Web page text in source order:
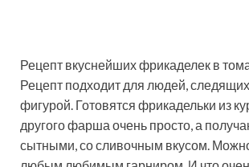
Рецепт вкуснейших фрикаделек в
Рецепт подходит для людей,
фигурой. Готовятся фрикадельки из
другого фарша очень просто, а
сытными, со сливочным вкусом.